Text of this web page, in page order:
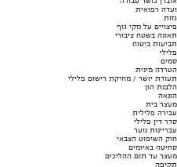
ועדה רפואית
גזזת
פיצויים על נזקי גוף
תאונה בשטח ציבורי
תביעות ביטוח
פלילי
סמים
הטרדה מינית
תעודת יושר / מחיקת רישום פלילי
הלבנת הון
הונאה
מעצר בית
עבירה פלילית
סדר דין פלילי
עבריינות נוער
חוק השיפוט הצבאי
סחיטה באיומים
מעצר עד תום ההליכים
תקיפה